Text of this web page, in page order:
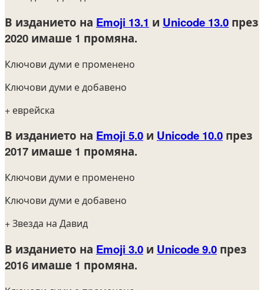
В изданието на Emoji 13.1 и Unicode 13.0 през
2020 имаше 1 промяна.
Ключови думи е променено
Ключови думи е добавено
+ еврейска
В изданието на Emoji 5.0 и Unicode 10.0 през
2017 имаше 1 промяна.
Ключови думи е променено
Ключови думи е добавено
+ Звезда на Давид
В изданието на Emoji 3.0 и Unicode 9.0 през
2016 имаше 1 промяна.